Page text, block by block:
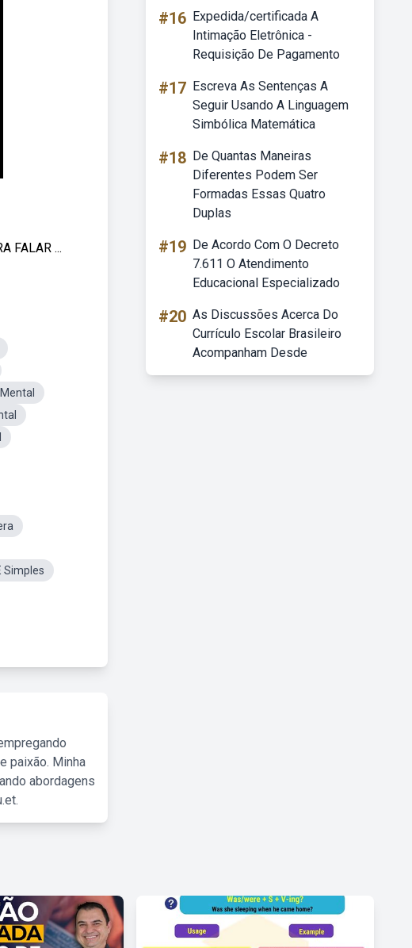
FALAR ...
Simples
paixão. Minha
abordagens
#16 Expedida/certificada A
Intimação Eletrônica -
Requisição De Pagamento
#17 Escreva As Sentenças A
Seguir Usando A Linguagem
Simbólica Matemática
#18 De Quantas Maneiras
Diferentes Podem Ser
Formadas Essas Quatro
Duplas
#19 De Acordo Com O Decreto
7.611 O Atendimento
Educacional Especializado
#20 As Discussões Acerca Do
Currículo Escolar Brasileiro
Acompanham Desde